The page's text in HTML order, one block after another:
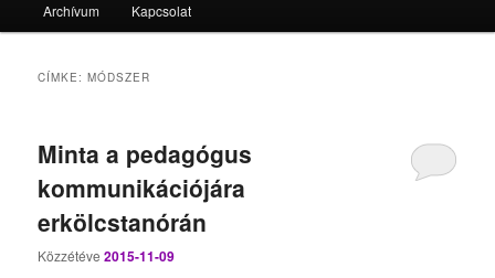
Archívum Kapcsolat
CÍMKE:MÓDSZER
Minta a pedagógus
kommunikációjára
erkölcstanórán
Közzétéve2015-11-09